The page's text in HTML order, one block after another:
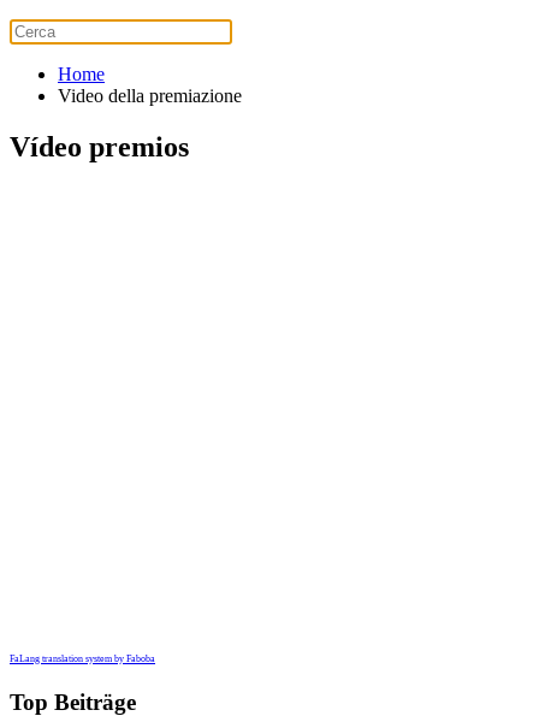
Home
Video della premiazione
Vídeo premios
FaLang translation system by Faboba
Top Beiträge